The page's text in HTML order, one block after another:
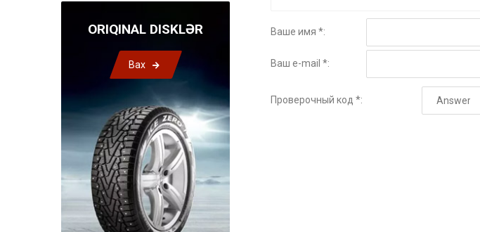
Ваше имя *:
Ваш e-mail *:
Проверочный код *:
ORIQINAL DISKLƏR
Bax